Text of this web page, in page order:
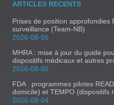
ARTICLES RECENTS
Prises de position approfondies
surveillance (Team-NB)
2026-08-05
MHRA : mise à jour du guide
dispositifs médicaux et autres
2026-08-05
FDA : programmes pilotes
domicile) et TEMPO (dispositifs
2026-08-04